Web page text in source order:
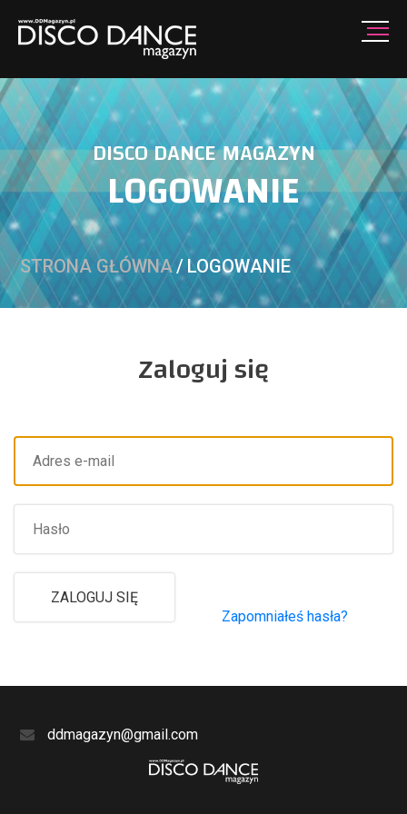
DISCO DANCE MAGAZYN
LOGOWANIE
STRONA GŁÓWNA/ LOGOWANIE
Zaloguj się
Zapomniałeś hasła?
ddmagazyn@gmail.com